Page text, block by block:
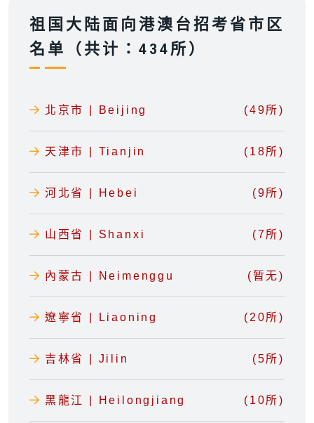
祖国大陆面向港澳台招考省市区
名单（共计：434所）
北京市 | Beijing (49所)
天津市 | Tianjin (18所)
河北省 | Hebei (9所)
山西省 | Shanxi (7所)
內蒙古 | Neimenggu (暂无)
遼寧省 | Liaoning (20所)
吉林省 | Jilin (5所)
黑龍江 | Heilongjiang (10所)